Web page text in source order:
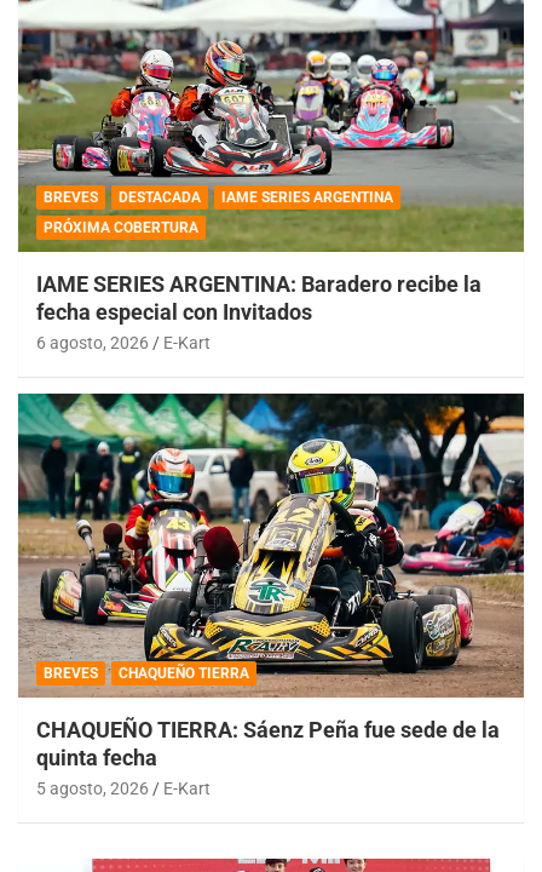
BREVES DESTACADA
IAME SERIES ARGENTINA
PRÓXIMA COBERTURA
IAME SERIES ARGENTINA: Baradero recibe la
fecha especial con Invitados
6 agosto, 2026 E-Kart
BREVES CHAQUEÑO TIERRA
CHAQUEÑO TIERRA: Sáenz Peña fue sede de la
quinta fecha
5 agosto, 2026 E-Kart